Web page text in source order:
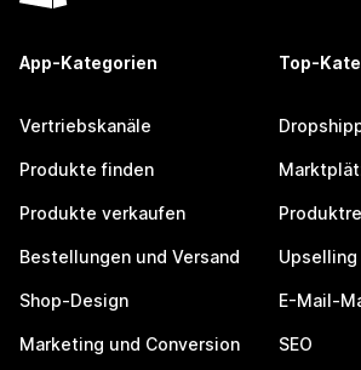
App-Kategorien
Vertriebskanäle
Produkte finden
Produkte verkaufen
Bestellungen und Versand
Shop-Design
Marketing und Conversion
Top-
E-Mail-
SEO